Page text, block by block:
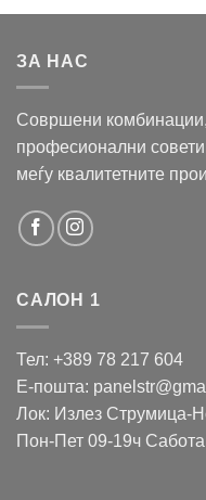
ЗА НАС
Совршени
професионални
меѓу квалитетните
САЛОН 1
Тел: +389 78 217 604
Е-пошта:
Лок: Излез Струмица-
Пон-Пет 09-19ч